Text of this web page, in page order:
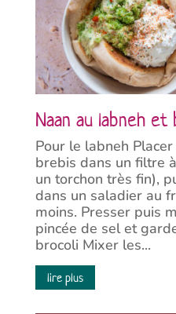
Naan au labneh et
Pour le labneh
brebis dans un filtre
un torchon très fin),
dans un saladier au
moins. Presser puis
pincée de sel et
brocoli Mixer les...
lire plus